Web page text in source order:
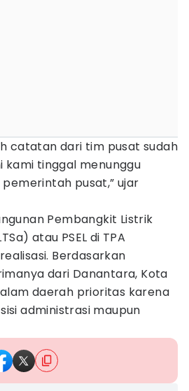
catatan dari tim pusat sudah
kami tinggal menunggu
pusat,” ujar
Pembangkit Listrik
atau PSEL di TPA
Berdasarkan
dari Danantara, Kota
daerah prioritas karena
administrasi maupun